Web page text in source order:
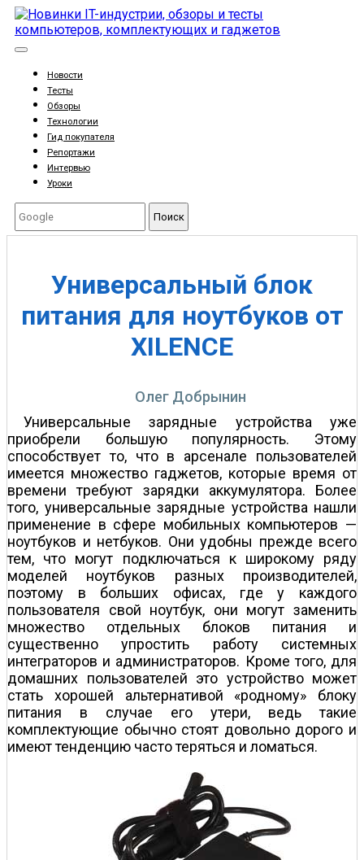
Новости
Тесты
Обзоры
Технологии
Гид покупателя
Репортажи
Интервью
Уроки
Поиск
Универсальный блок
питания для ноутбуков от
XILENCE
Олег Добрынин
Универсальные зарядные устройства уже
приобрели большую популярность. Этому
способствует то, что в арсенале пользователей
имеется множество гаджетов, которые время от
времени требуют зарядки аккумулятора. Более
того, универсальные зарядные устройства нашли
применение в сфере мобильных компьютеров —
ноутбуков и нетбуков. Они удобны прежде всего
тем, что могут подключаться к широкому ряду
моделей ноутбуков разных производителей,
поэтому в больших офисах, где у каждого
пользователя свой ноутбук, они могут заменить
множество отдельных блоков питания и
существенно упростить работу системных
интеграторов и администраторов. Кроме того, для
домашних пользователей это устройство может
стать хорошей альтернативой «родному» блоку
питания в случае его утери, ведь такие
комплектующие обычно стоят довольно дорого и
имеют тенденцию часто теряться и ломаться.